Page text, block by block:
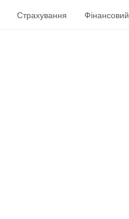
Страхування